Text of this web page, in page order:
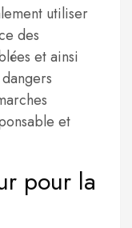
utiliser
des
et ainsi
et
pour la